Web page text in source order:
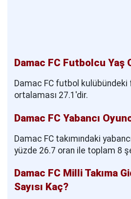
Damac FC Futbolcu Yaş
Damac FC futbol kulübündeki
ortalaması 27.1'dir.
Damac FC Yabancı
Damac FC takımındaki
yüzde 26.7 oran ile toplam 8
Damac FC Milli Takıma
Sayısı Kaç?